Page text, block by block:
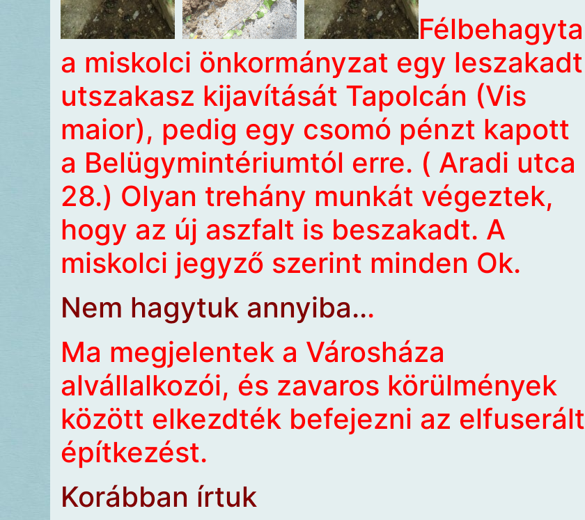
Félbehagyta
a miskolci önkormányzat egy leszakadt
utszakasz kijavítását Tapolcán (Vis
maior), pedig egy csomó pénzt kapott
a Belügymintériumtól erre. ( Aradi utca
28.) Olyan trehány munkát végeztek,
hogy az új aszfalt is beszakadt. A
miskolci jegyző szerint minden Ok.
Nem hagytuk annyiba...
Ma megjelentek a Városháza
alvállalkozói, és zavaros körülmények
között elkezdték befejezni az elfuserált
építkezést.
Korábban írtuk